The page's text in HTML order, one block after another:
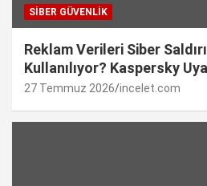
SIBER GÜVENLIK
Reklam Verileri Siber
Kullanılıyor? Kaspersky
27 Temmuz 2026 incelet.com